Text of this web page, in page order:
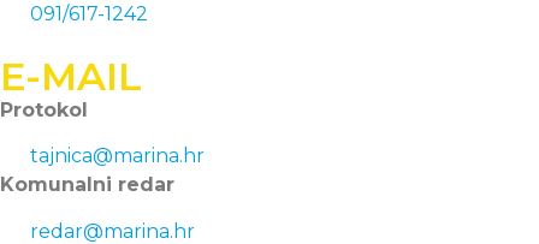
091/617-1242
E-MAIL
Protokol
tajnica@marina.hr
Komunalni redar
redar@marina.hr